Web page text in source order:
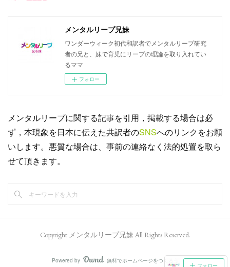
メンタルリープ兄妹
ワンダーウィーク初代和訳者でメンタルリープ研究
者の兄と、妹で育児にリープの理論を取り入れてい
るママ
フォロー
メンタルリープに関する記事を引用，掲載する場合は必
ず，本現象を日本に伝えた共訳者のSNSへのリンクをお願
いします。悪質な場合は、事前の連絡なく法的処置を取ら
せて頂きます。
フォロー
Copyright メンタルリープ兄妹 All Rights Reserved.
Powered by AmebaOwnd
無料でホームページをつくろう